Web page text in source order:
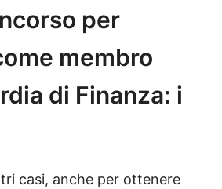
per
membro
di Finanza: i
casi, anche per ottenere